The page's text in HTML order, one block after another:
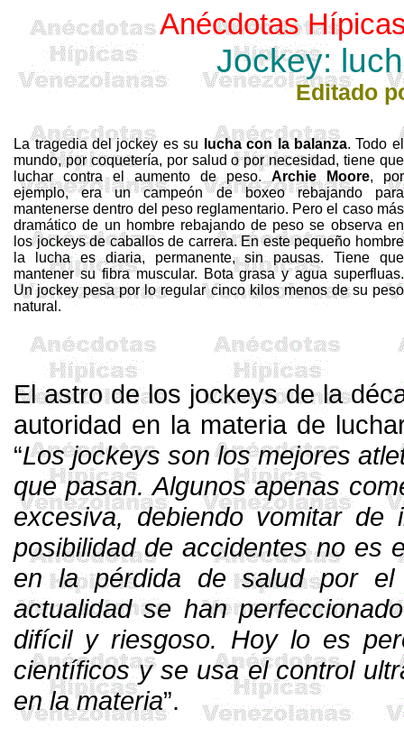
Anécdotas
Jockey:
Editado
La tragediadeljockey es su lucha con la balanza. Todo el
mundo, por coquetería, por salud o por necesidad, tiene que
luchar contraelaumento de peso.Archie Moore, por
ejemplo, era un campeón de boxeo rebajando para
mantenerse dentro del peso reglamentario. Peroel caso más
dramático de un hombre rebajando de peso se observa en
los jockeys de caballos de carrera. En este pequeño hombre
la lucha es diaria, permanente, sin pausas. Tiene que
mantener su fibra muscular. Bota grasayagua superfluas.
Un jockey pesa por lo regular cinco kilos menos de su peso
natural.
Elastro de los jockeys dela
autoridad en la materia de
“Los jockeys son los mejores
que pasan. Algunos apenas
excesiva, debiendo vomitar de
posibilidad de accidentes no es
en la pérdida de salud por
actualidad se han
difícil y riesgoso. Hoy lo es
científicosyse usa el control
en la materia”.